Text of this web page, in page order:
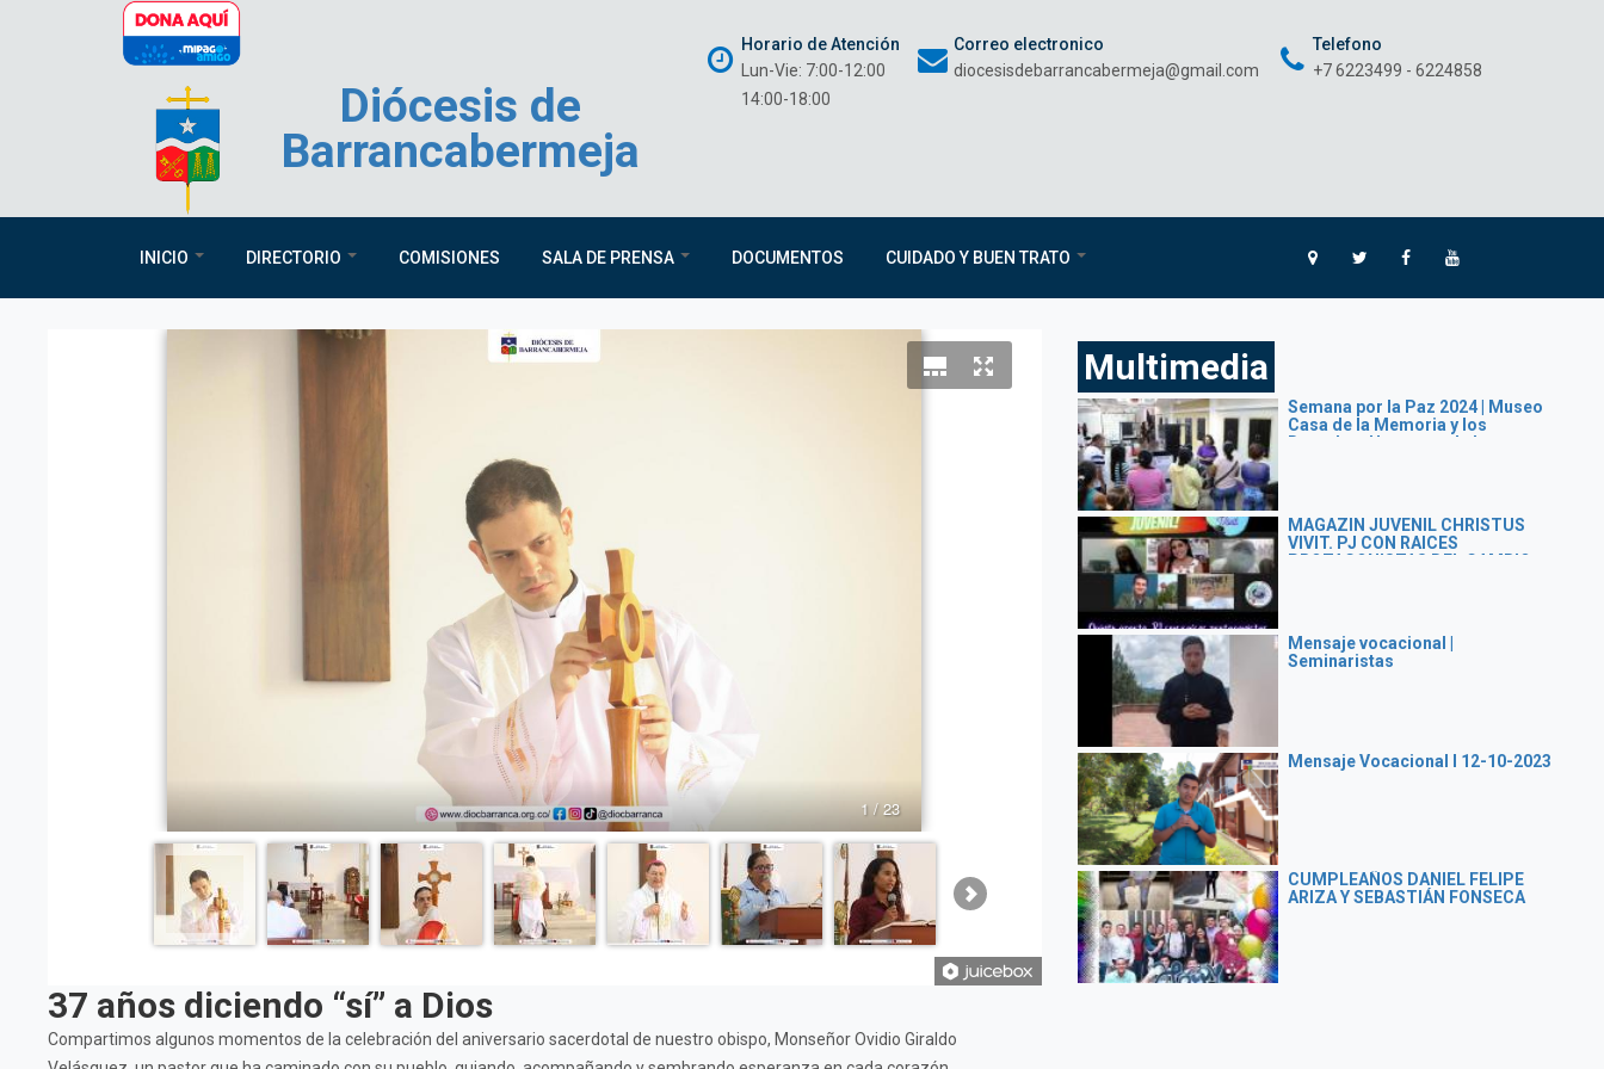
Pasar al contenido principal
Diócesis de
Barrancabermeja
Horario de Atención
Lun-Vie: 7:00-12:00
14:00-18:00
Correo electronico
diocesisdebarrancabermeja@gmail.com
Telefono
+7 6223499 - 6224858
INICIO DIRECTORIO COMISIONES SALA DE PRENSA DOCUMENTOS CUIDADO Y BUEN TRATO
1 / 23
37 años diciendo “sí” a Dios
Compartimos algunos momentos de la celebración del aniversario sacerdotal de nuestro obispo, Monseñor Ovidio Giraldo
Multimedia
Semana por la Paz 2024 | Museo
Casa de la Memoria y los
Derechos Humanos de las
MAGAZIN JUVENIL CHRISTUS
VIVIT. PJ CON RAICES
PROTAGONISTAS DEL CAMBIO
Mensaje vocacional |
Seminaristas
Mensaje Vocacional I 12-10-2023
CUMPLEAÑOS DANIEL FELIPE
ARIZA Y SEBASTIÁN FONSECA